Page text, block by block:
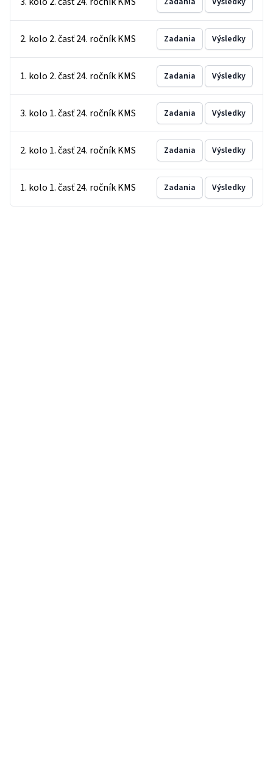
2. kolo 2. časť 24. ročník KMS Zadania Výsledky
1. kolo 2. časť 24. ročník KMS Zadania Výsledky
3. kolo 1. časť 24. ročník KMS Zadania Výsledky
2. kolo 1. časť 24. ročník KMS Zadania Výsledky
1. kolo 1. časť 24. ročník KMS Zadania Výsledky